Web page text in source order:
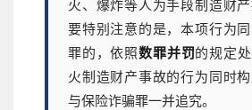
火、爆炸等人为手段制造财
要特别注意的是，本项行为
罪的，依照数罪并罚的规定
火制造财产事故的行为同时
与保险诈骗罪一并追究。